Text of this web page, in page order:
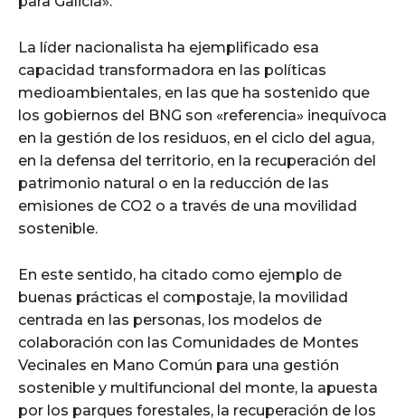
La líder nacionalista ha ejemplificado esa
capacidad transformadora en las políticas
medioambientales, en las que ha sostenido que
los gobiernos del BNG son «referencia» inequívoca
en la gestión de los residuos, en el ciclo del agua,
en la defensa del territorio, en la recuperación del
patrimonio natural o en la reducción de las
emisiones de CO2 o a través de una movilidad
sostenible.
En este sentido, ha citado como ejemplo de
buenas prácticas el compostaje, la movilidad
centrada en las personas, los modelos de
colaboración con las Comunidades de Montes
Vecinales en Mano Común para una gestión
sostenible y multifuncional del monte, la apuesta
por los parques forestales, la recuperación de los